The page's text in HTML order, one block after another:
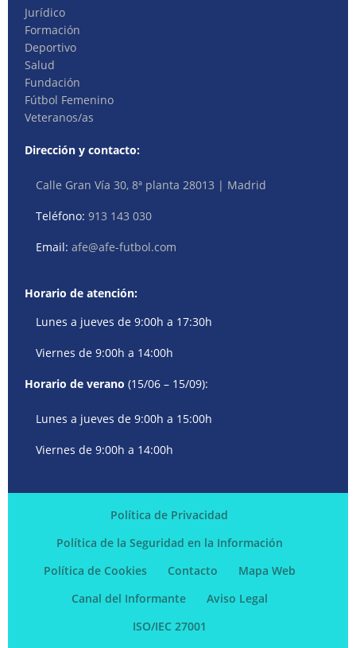
Jurídico
Formación
Deportivo
Salud
Fundación
Fútbol Femenino
Veteranos/as
Dirección y contacto:
Calle Gran Vía 30, 8ª planta 28013 | Madrid
Teléfono:913 143 030
Email:afe@afe-futbol.com
Horario de atención:
Lunes a jueves de 9:00h a 17:30h
Viernes de 9:00h a 14:00h
Horario de verano (15/06 – 15/09):
Lunes a jueves de 9:00h a 15:00h
Viernes de 9:00h a 14:00h
Política de Privacidad
Política de la Seguridad en la Información
Política de Cookies
Contacto
Mapa Web
Canal del Informante
Aviso Legal
ISO/IEC 27001